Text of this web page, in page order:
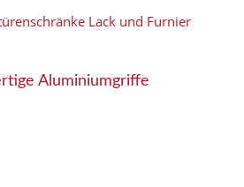
Aluminiumgriffe